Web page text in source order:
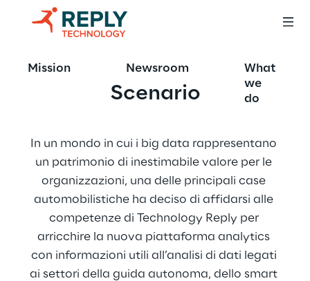
Mission Newsroom
What
we
do
Scenario
In un mondo in cui i big data rappresentano
un patrimonio di inestimabile valore per le
organizzazioni, una delle principali case
automobilistiche ha deciso di affidarsi alle
competenze di Technology Reply per
arricchire la nuova piattaforma analytics
con informazioni utili all’analisi di dati legati
ai settori della guida autonoma, dello smart